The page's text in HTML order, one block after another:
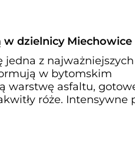
dzielnicy Miechowice
z najważniejszych
w bytomskim
warstwę asfaltu,
róże. Intensywne